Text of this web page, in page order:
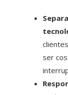
ser